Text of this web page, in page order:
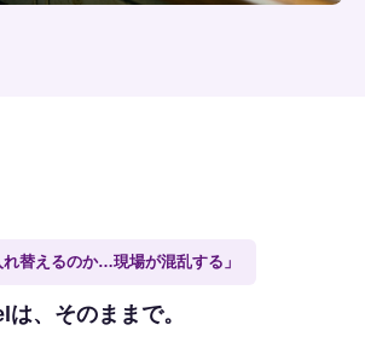
れ替えるのか…現場が混乱する」
、そのままで。